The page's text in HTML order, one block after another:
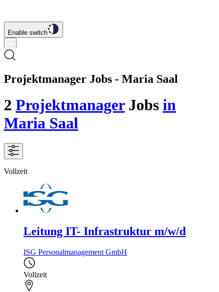
Enable switch
Projektmanager Jobs - Maria Saal
2 ProjektmanagerJobs in
Maria Saal
Vollzeit
Leitung IT- Infrastruktur m/w/d
ISG Personalmanagement GmbH
Vollzeit